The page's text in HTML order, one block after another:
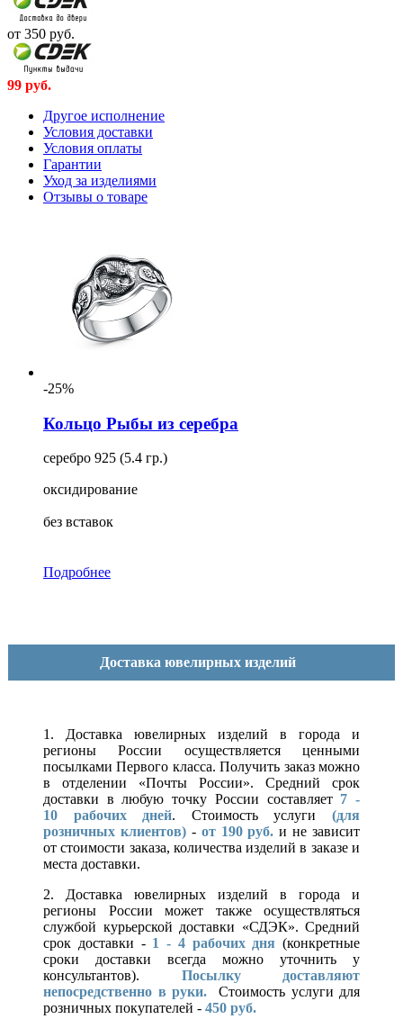
от 350 руб.
99 руб.
Другое исполнение
Условия доставки
Условия оплаты
Гарантии
Уход за изделиями
Отзывы о товаре
-25%
Кольцо Рыбы из серебра
серебро 925 (5.4 гр.)
оксидирование
без вставок
Подробнее
Доставка ювелирных изделий
1. Доставка ювелирных изделий в города и
регионы России осуществляется ценными
посылками Первого класса. Получить заказ можно
в отделении «Почты России». Средний срок
доставки в любую точку России составляет 7 -
10 рабочих дней. Стоимость услуги(для
розничных клиентов)- от 190 руб. и не зависит
от стоимости заказа, количества изделий в заказе и
места доставки.
2. Доставка ювелирных изделий в города и
регионы России может также осуществляться
службой курьерской доставки «СДЭК». Средний
срок доставки - 1 - 4 рабочих дня (конкретные
сроки доставки всегда можно уточнить у
консультантов). Посылку доставляют
непосредственно в руки.
Стоимость услуги для
розничных покупателей - 450 руб.